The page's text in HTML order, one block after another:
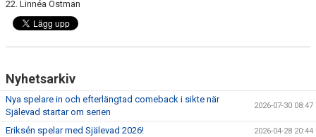
22. Linnéa Östman
Nyhetsarkiv
Nya spelare in och efterlängtad comeback i sikte när
Själevad startar om serien
2026-07-30 08:47
Eriksén spelar med Själevad 2026! 2026-04-28 20:44